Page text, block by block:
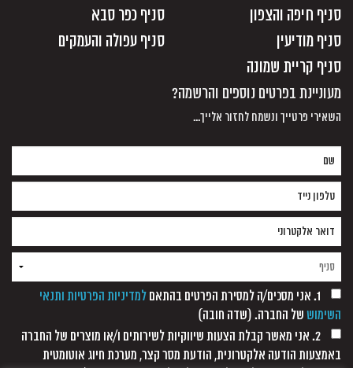
סניף חיפה והצפון
סניף כפר סבא
סניף מודיעין
סניף עפולה והעמקים
סניף קריית שמונה
מעוניינת בפרטים נוספים והרשמה?
השאירי פרטייך ונשמח לחזור אלייך...
1. אני מסכים/ה למסירת הפרטים בהתאם
למדיניות הפרטיות ותנאי
השימוש של החברה. (שדה חובה)
2. אני מאשר קבלת הצעות שיווקיות לשירותים ו/או מוצרים של החברה
באמצעות הודעה אלקטרונית, הודעת מסר קצר, מערכת חיוג אוטומטית